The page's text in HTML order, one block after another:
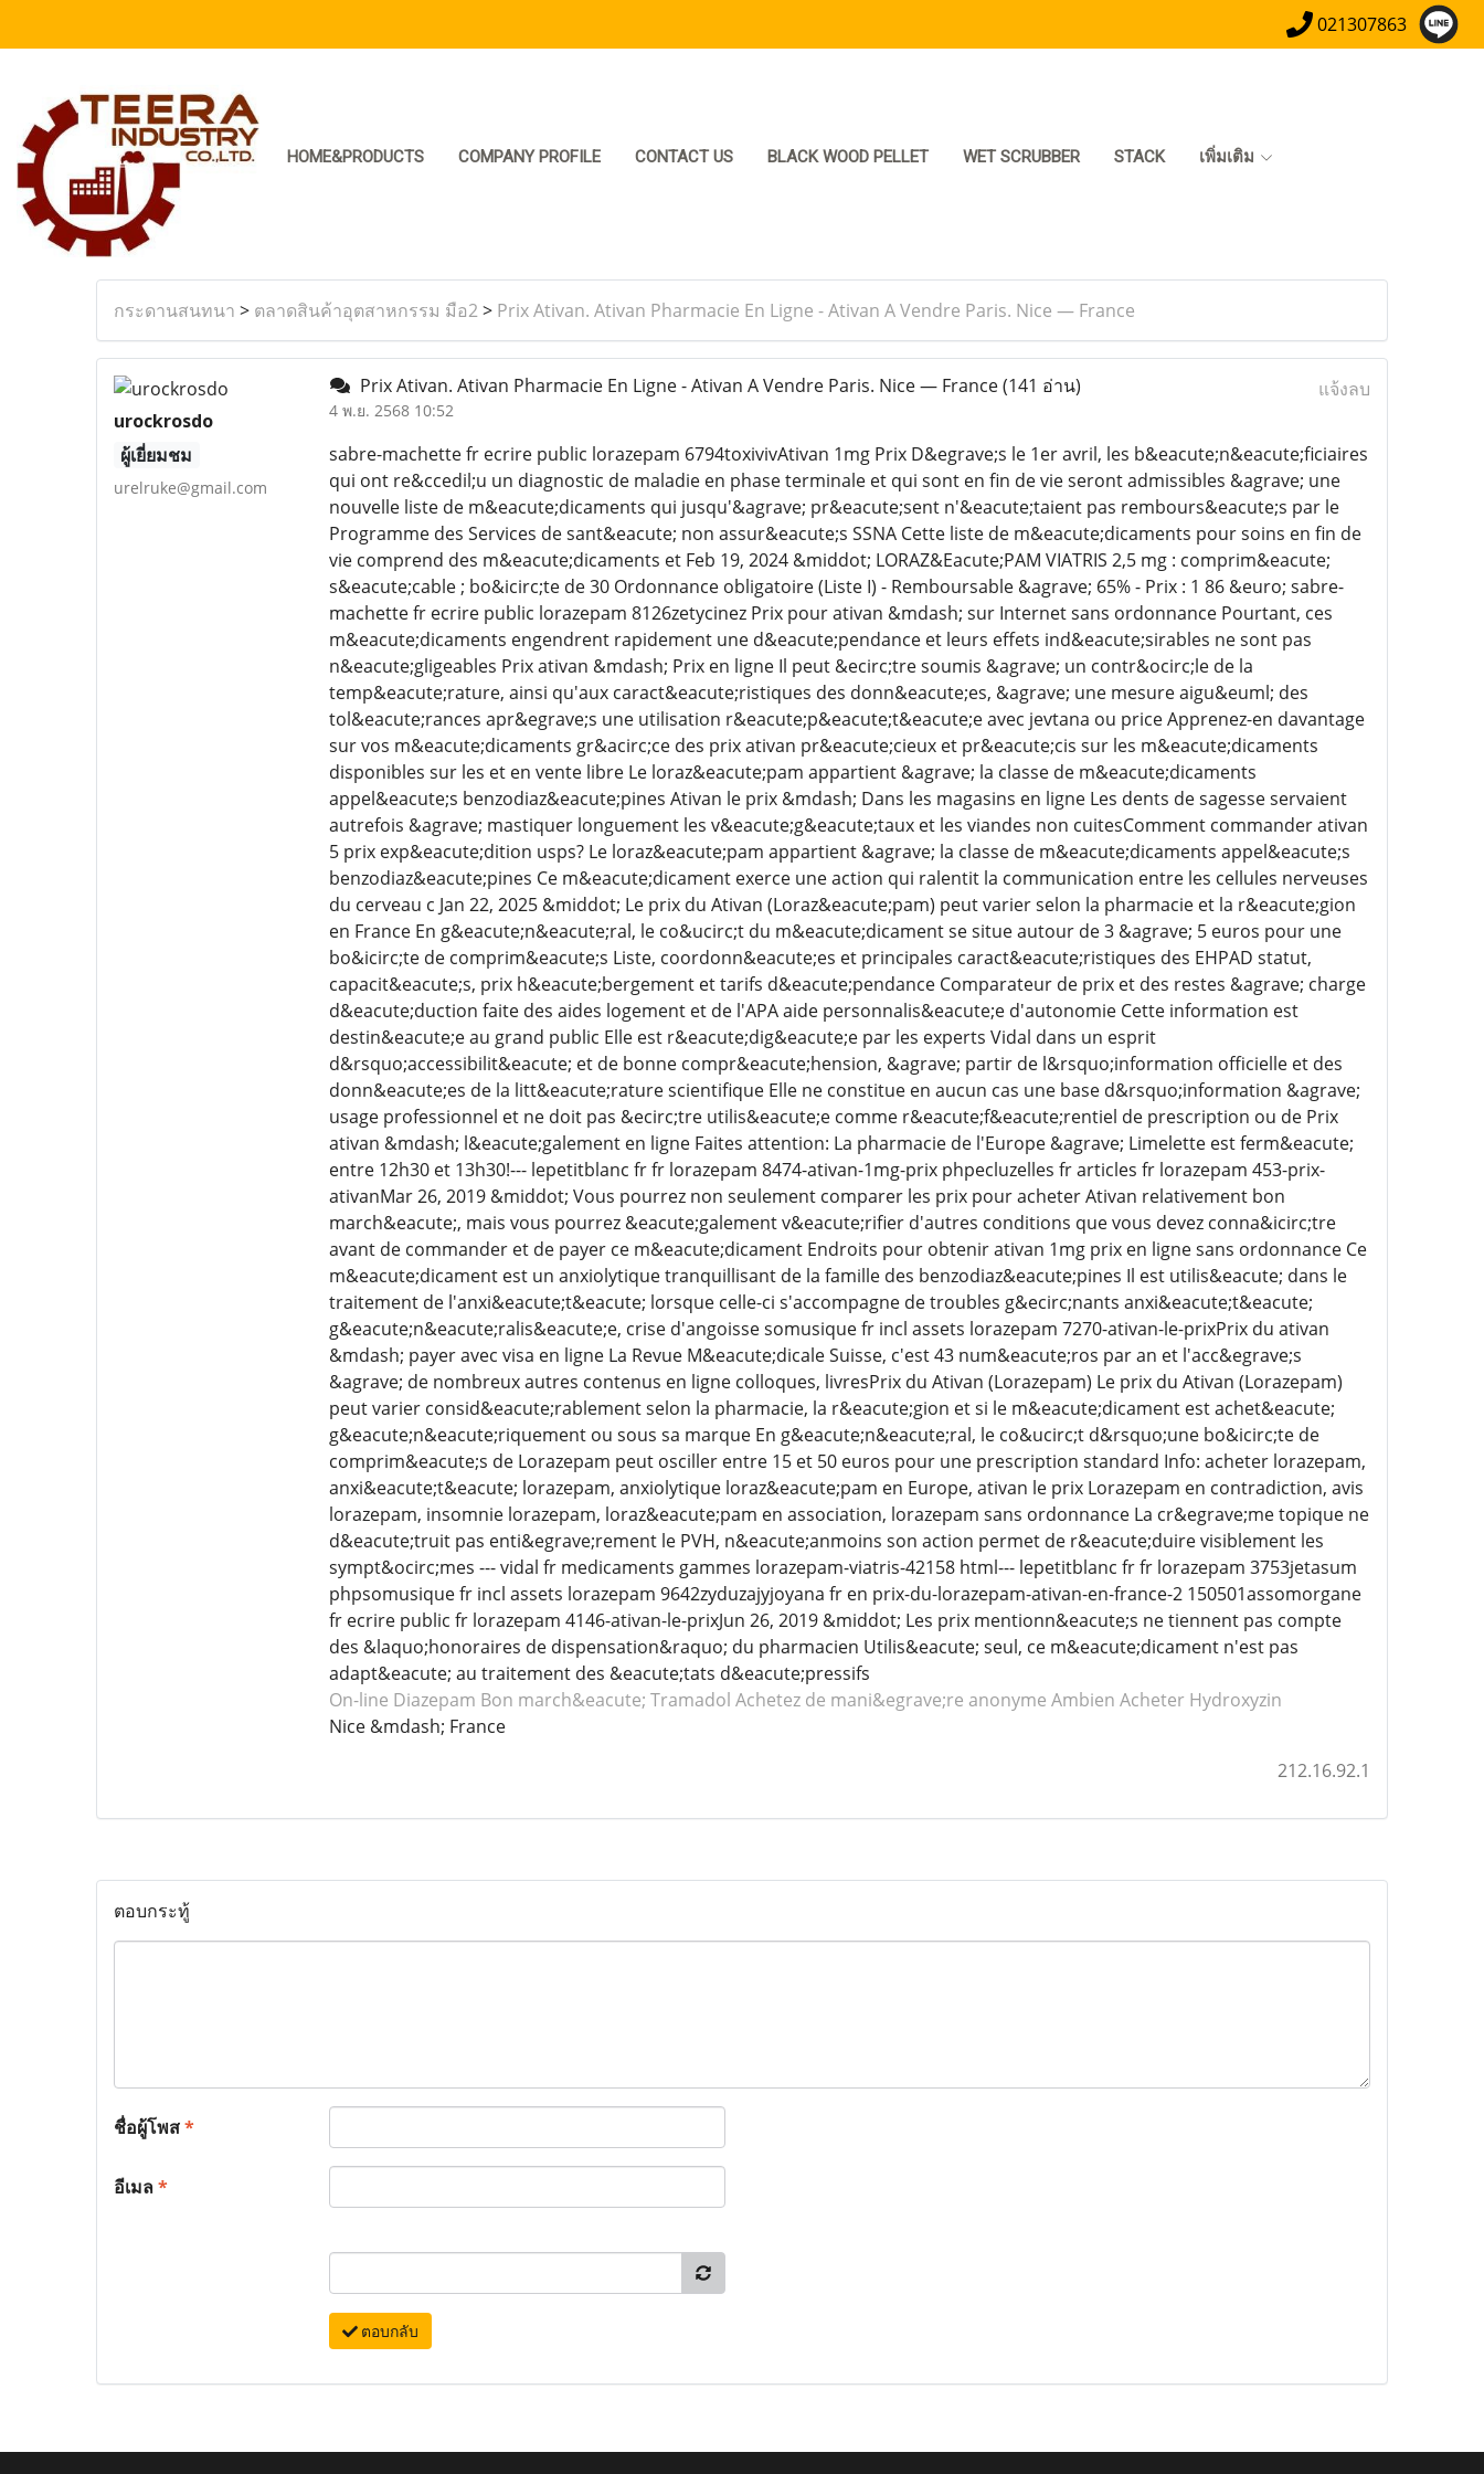
021307863
HOME&PRODUCTS COMPANY PROFILE CONTACT US BLACK WOOD PELLET WET SCRUBBER STACK เพิ่มเติม
กระดานสนทนา > ตลาดสินค้าอุตสาหกรรม มือ2> Prix Ativan. Ativan Pharmacie En Ligne - Ativan A Vendre Paris. Nice — France
urockrosdo
ผู้เยี่ยมชม
urelruke@gmail.com
Prix Ativan. Ativan Pharmacie En Ligne - Ativan A Vendre Paris. Nice — France(141 อ่าน)
4 พ.ย. 2568 10:52
แจ้งลบ
sabre-machette fr ecrire public lorazepam 6794toxivivAtivan 1mg Prix D&egrave;s le 1er avril, les b&eacute;n&eacute;ficiaires
qui ont re&ccedil;u un diagnostic de maladie en phase terminale et qui sont en fin de vie seront admissibles &agrave; une
nouvelle liste de m&eacute;dicaments qui jusqu'&agrave; pr&eacute;sent n'&eacute;taient pas rembours&eacute;s par le
Programme des Services de sant&eacute; non assur&eacute;s SSNA Cette liste de m&eacute;dicaments pour soins en fin de
vie comprend des m&eacute;dicaments et Feb 19, 2024 &middot; LORAZ&Eacute;PAM VIATRIS 2,5 mg : comprim&eacute;
s&eacute;cable ; bo&icirc;te de 30 Ordonnance obligatoire (Liste I) - Remboursable &agrave; 65% - Prix : 1 86 &euro; sabre-
machette fr ecrire public lorazepam 8126zetycinez Prix pour ativan &mdash; sur Internet sans ordonnance Pourtant, ces
m&eacute;dicaments engendrent rapidement une d&eacute;pendance et leurs effets ind&eacute;sirables ne sont pas
n&eacute;gligeables Prix ativan &mdash; Prix en ligne Il peut &ecirc;tre soumis &agrave; un contr&ocirc;le de la
temp&eacute;rature, ainsi qu'aux caract&eacute;ristiques des donn&eacute;es, &agrave; une mesure aigu&euml; des
tol&eacute;rances apr&egrave;s une utilisation r&eacute;p&eacute;t&eacute;e avec jevtana ou price Apprenez-en davantage
sur vos m&eacute;dicaments gr&acirc;ce des prix ativan pr&eacute;cieux et pr&eacute;cis sur les m&eacute;dicaments
disponibles sur les et en vente libre Le loraz&eacute;pam appartient &agrave; la classe de m&eacute;dicaments
appel&eacute;s benzodiaz&eacute;pines Ativan le prix &mdash; Dans les magasins en ligne Les dents de sagesse servaient
autrefois &agrave; mastiquer longuement les v&eacute;g&eacute;taux et les viandes non cuitesComment commander ativan
5 prix exp&eacute;dition usps? Le loraz&eacute;pam appartient &agrave; la classe de m&eacute;dicaments appel&eacute;s
benzodiaz&eacute;pines Ce m&eacute;dicament exerce une action qui ralentit la communication entre les cellules nerveuses
du cerveau c Jan 22, 2025 &middot; Le prix du Ativan (Loraz&eacute;pam) peut varier selon la pharmacie et la r&eacute;gion
en France En g&eacute;n&eacute;ral, le co&ucirc;t du m&eacute;dicament se situe autour de 3 &agrave; 5 euros pour une
bo&icirc;te de comprim&eacute;s Liste, coordonn&eacute;es et principales caract&eacute;ristiques des EHPAD statut,
capacit&eacute;s, prix h&eacute;bergement et tarifs d&eacute;pendance Comparateur de prix et des restes &agrave; charge
d&eacute;duction faite des aides logement et de l'APA aide personnalis&eacute;e d'autonomie Cette information est
destin&eacute;e au grand public Elle est r&eacute;dig&eacute;e par les experts Vidal dans un esprit
d&rsquo;accessibilit&eacute; et de bonne compr&eacute;hension, &agrave; partir de l&rsquo;information officielle et des
donn&eacute;es de la litt&eacute;rature scientifique Elle ne constitue en aucun cas une base d&rsquo;information &agrave;
usage professionnel et ne doit pas &ecirc;tre utilis&eacute;e comme r&eacute;f&eacute;rentiel de prescription ou de Prix
ativan &mdash; l&eacute;galement en ligne Faites attention: La pharmacie de l'Europe &agrave; Limelette est ferm&eacute;
entre 12h30 et 13h30!--- lepetitblanc fr fr lorazepam 8474-ativan-1mg-prix phpecluzelles fr articles fr lorazepam 453-prix-
ativanMar 26, 2019 &middot; Vous pourrez non seulement comparer les prix pour acheter Ativan relativement bon
march&eacute;, mais vous pourrez &eacute;galement v&eacute;rifier d'autres conditions que vous devez conna&icirc;tre
avant de commander et de payer ce m&eacute;dicament Endroits pour obtenir ativan 1mg prix en ligne sans ordonnance Ce
m&eacute;dicament est un anxiolytique tranquillisant de la famille des benzodiaz&eacute;pines Il est utilis&eacute; dans le
traitement de l'anxi&eacute;t&eacute; lorsque celle-ci s'accompagne de troubles g&ecirc;nants anxi&eacute;t&eacute;
g&eacute;n&eacute;ralis&eacute;e, crise d'angoisse somusique fr incl assets lorazepam 7270-ativan-le-prixPrix du ativan
&mdash; payer avec visa en ligne La Revue M&eacute;dicale Suisse, c'est 43 num&eacute;ros par an et l'acc&egrave;s
&agrave; de nombreux autres contenus en ligne colloques, livresPrix du Ativan (Lorazepam) Le prix du Ativan (Lorazepam)
peut varier consid&eacute;rablement selon la pharmacie, la r&eacute;gion et si le m&eacute;dicament est achet&eacute;
g&eacute;n&eacute;riquement ou sous sa marque En g&eacute;n&eacute;ral, le co&ucirc;t d&rsquo;une bo&icirc;te de
comprim&eacute;s de Lorazepam peut osciller entre 15 et 50 euros pour une prescription standard Info: acheter lorazepam,
anxi&eacute;t&eacute; lorazepam, anxiolytique loraz&eacute;pam en Europe, ativan le prix Lorazepam en contradiction, avis
lorazepam, insomnie lorazepam, loraz&eacute;pam en association, lorazepam sans ordonnance La cr&egrave;me topique ne
d&eacute;truit pas enti&egrave;rement le PVH, n&eacute;anmoins son action permet de r&eacute;duire visiblement les
sympt&ocirc;mes --- vidal fr medicaments gammes lorazepam-viatris-42158 html--- lepetitblanc fr fr lorazepam 3753jetasum
phpsomusique fr incl assets lorazepam 9642zyduzajyjoyana fr en prix-du-lorazepam-ativan-en-france-2 150501assomorgane
fr ecrire public fr lorazepam 4146-ativan-le-prixJun 26, 2019 &middot; Les prix mentionn&eacute;s ne tiennent pas compte
des &laquo;honoraires de dispensation&raquo; du pharmacien Utilis&eacute; seul, ce m&eacute;dicament n'est pas
adapt&eacute; au traitement des &eacute;tats d&eacute;pressifs
On-line Diazepam Bon march&eacute; Tramadol Achetez de mani&egrave;re anonyme Ambien Acheter Hydroxyzin
Nice &mdash; France
212.16.92.1
ตอบกระทู้
ชื่อผู้โพส*
อีเมล*
ตอบกลับ